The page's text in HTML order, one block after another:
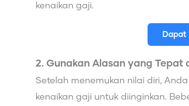
kenaikan gaji.
Dapat
2. Gunakan Alasan yang Tepat
Setelah menemukan nilai diri,
kenaikan gaji untuk diinginkan.